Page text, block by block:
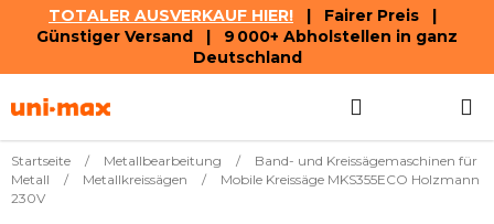
TOTALER AUSVERKAUF HIER! | Fairer Preis |
Günstiger Versand | 9 000+ Abholstellen in ganz
Deutschland
Inhalt
Startseite / Metallbearbeitung /
Band- und Kreissägemaschinen für
Metall
/ Metallkreissägen /
Mobile Kreissäge MKS355ECO Holzmann
230V